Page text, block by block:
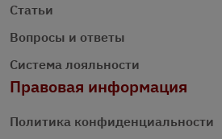
Статьи
Вопросы и ответы
Система лояльности
Правовая информация
Политика конфиденциальности